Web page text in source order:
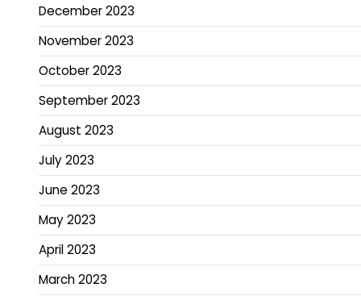
December 2023
November 2023
October 2023
September 2023
August 2023
July 2023
June 2023
May 2023
April 2023
March 2023